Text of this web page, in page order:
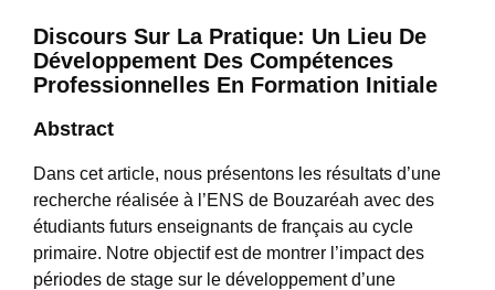
Discours Sur La Pratique: Un Lieu De
Développement Des Compétences
Professionnelles En Formation Initiale
Abstract
Dans cet article, nous présentons les résultats d’une
recherche réalisée à l’ENS de Bouzaréah avec des
étudiants futurs enseignants de français au cycle
primaire. Notre objectif est de montrer l’impact des
périodes de stage sur le développement d’une